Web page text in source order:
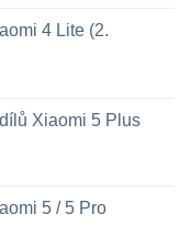
4 Lite (2.
Xiaomi 5 Plus
5 / 5 Pro